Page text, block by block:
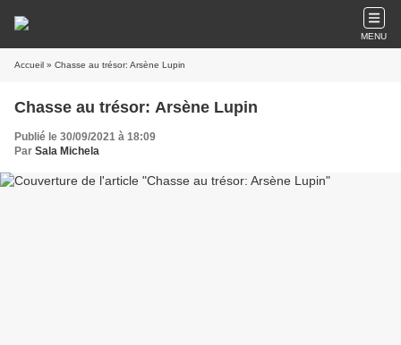
MENU
Accueil » Chasse au trésor: Arsène Lupin
Chasse au trésor: Arsène Lupin
Publié le 30/09/2021 à 18:09
Par Sala Michela